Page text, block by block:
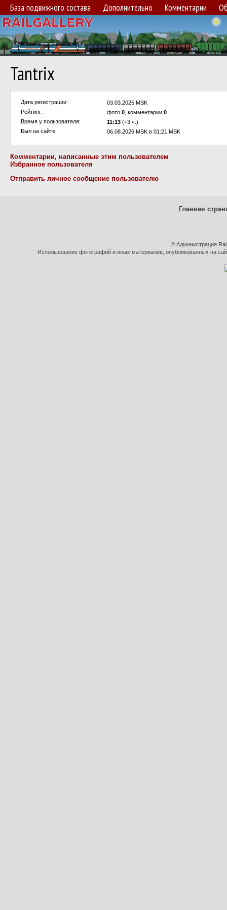
База подвижного состава Дополнительно Комментарии
Tantrix
Дата регистрации:
03.03.2025 MSK
Рейтинг:
фото 0 , комментарии 0
Время у пользователя:
11:13 (+3 ч.)
Был на сайте:
06.08.2026 MSK в 01:21 MSK
Комментарии, написанные этим пользователем
Избранное пользователя
Отправить личное сообщение пользователю
Главная
© Администрация
Использование фотографий и иных материалов, опубликованных на